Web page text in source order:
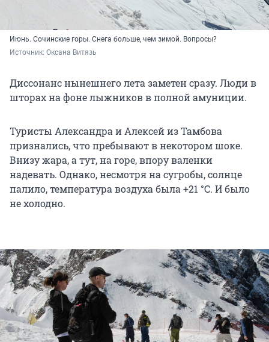
Июнь. Сочинские горы. Снега больше, чем зимой. Вопросы?
Источник: Оксана Витязь
Диссонанс нынешнего лета заметен сразу. Люди в
шторах на фоне лыжников в полной амуниции.
Туристы Александра и Алексей из Тамбова
признались, что пребывают в некотором шоке.
Внизу жара, а тут, на горе, впору валенки
надевать. Однако, несмотря на сугробы, солнце
палило, температура воздуха была +21 °C. И было
не холодно.